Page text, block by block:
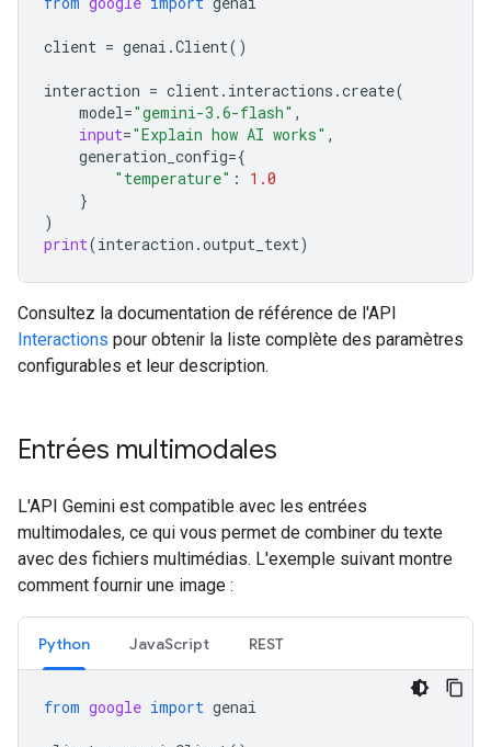
client = genai .Client()
interaction = client. interactions .create(
model="gemini-3.6-flash" ,
input="Explain how AI works" ,
generation_config={
"temperature" :
1.0
}
)
print(interaction .output_text)
Consultez la documentation de référence de l'API
Interactions pour obtenir la liste complète des paramètres
configurables et leur description.
Entrées multimodales
L'API Gemini est compatible avec les entrées
multimodales, ce qui vous permet de combiner du texte
avec des fichiers multimédias. L'exemple suivant montre
comment fournir une image :
Python JavaScript REST
from google import genai